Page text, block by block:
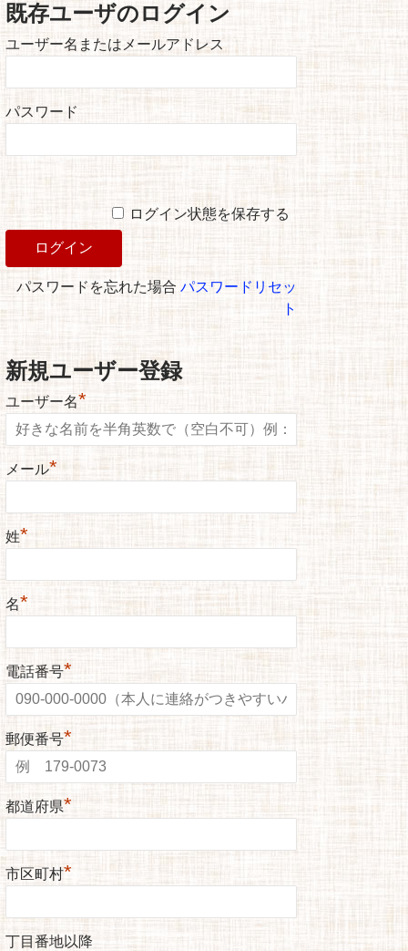
既存ユーザのログイン
ユーザー名またはメールアドレス
パスワード
ログイン状態を保存する
パスワードを忘れた場合パスワードリセッ
ト
新規ユーザー登録
ユーザー名*
メール*
姓*
名*
電話番号*
郵便番号*
都道府県*
市区町村*
丁目番地以降